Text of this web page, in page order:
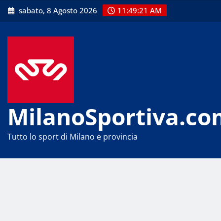
Skip
to
sabato, 8 Agosto 2026 11:49:22 AM
Tutto lo sport di Milano e provincia